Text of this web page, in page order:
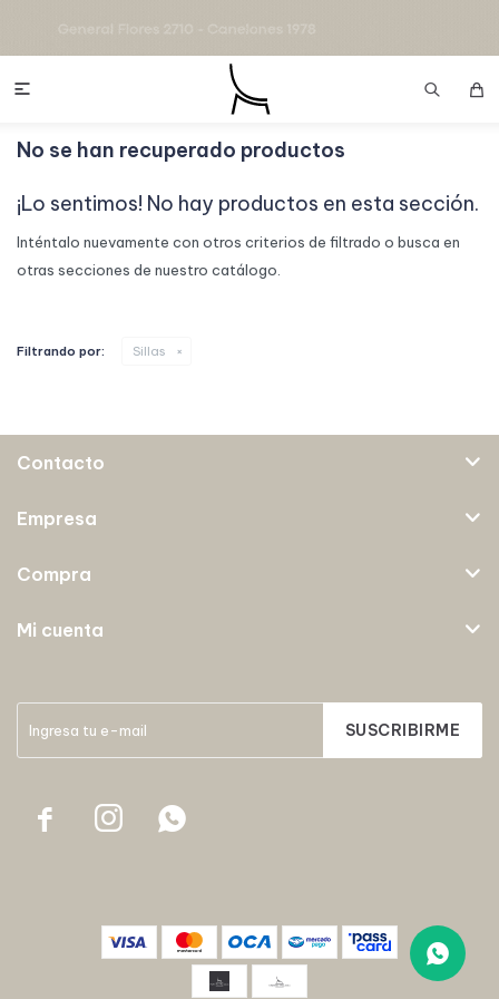

No se han recuperado productos
¡Lo sentimos! No hay productos en esta sección.
Inténtalo nuevamente con otros criterios de filtrado o busca en
otras secciones de nuestro catálogo.
Filtrando por: Sillas
SUSCRIBIRME
  
Contacto
Empresa
Compra
Mi cuenta